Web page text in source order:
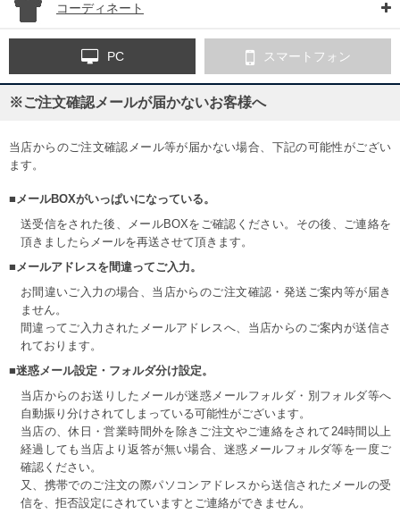
コーディネート
PC スマートフォン
※ご注文確認メールが届かないお客様へ
当店からのご注文確認メール等が届かない場合、下記の可能性がござい
ます。
■メールBOXがいっぱいになっている。
送受信をされた後、メールBOXをご確認ください。その後、ご連絡を
頂きましたらメールを再送させて頂きます。
■メールアドレスを間違ってご入力。
お間違いご入力の場合、当店からのご注文確認・発送ご案内等が届き
ません。
間違ってご入力されたメールアドレスへ、当店からのご案内が送信さ
れております。
■迷惑メール設定・フォルダ分け設定。
当店からのお送りしたメールが迷惑メールフォルダ・別フォルダ等へ
自動振り分けされてしまっている可能性がございます。
当店の、休日・営業時間外を除きご注文やご連絡をされて24時間以上
経過しても当店より返答が無い場合、迷惑メールフォルダ等を一度ご
確認ください。
又、携帯でのご注文の際パソコンアドレスから送信されたメールの受
信を、拒否設定にされていますとご連絡ができません。